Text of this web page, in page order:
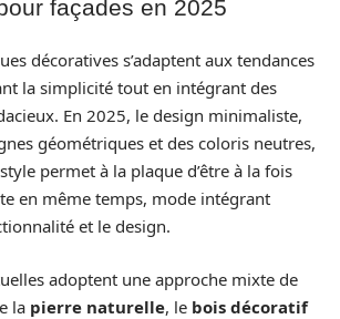
façades en 2025
décoratives s’adaptent aux tendances
la simplicité tout en intégrant des
En 2025, le design minimaliste,
géométriques et des coloris neutres,
permet à la plaque d’être à la fois
en même temps, mode intégrant
et le design.
adoptent une approche mixte de
la pierre naturelle, le bois décoratif